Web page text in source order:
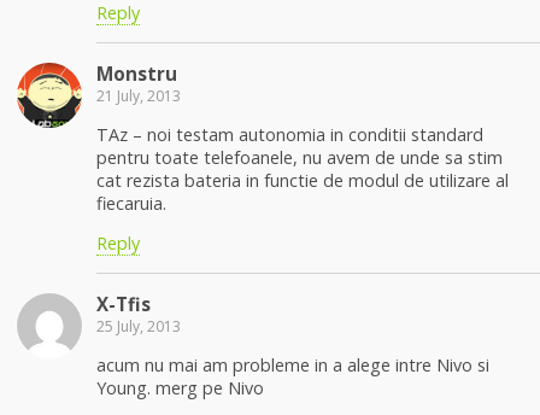
Reply
Monstru
21 July, 2013
TAz – noi testam autonomia in conditii standard
pentru toate telefoanele, nu avem de unde sa stim
cat rezista bateria in functie de modul de utilizare al
fiecaruia.
Reply
X-Tfis
25 July, 2013
acum nu mai am probleme in a alege intre Nivo si
Young. merg pe Nivo